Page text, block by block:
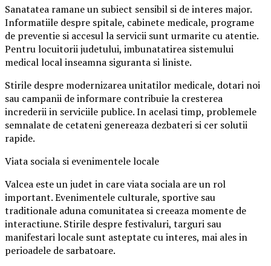
Sanatatea ramane un subiect sensibil si de interes major.
Informatiile despre spitale, cabinete medicale, programe
de preventie si accesul la servicii sunt urmarite cu atentie.
Pentru locuitorii judetului, imbunatatirea sistemului
medical local inseamna siguranta si liniste.
Stirile despre modernizarea unitatilor medicale, dotari noi
sau campanii de informare contribuie la cresterea
increderii in serviciile publice. In acelasi timp, problemele
semnalate de cetateni genereaza dezbateri si cer solutii
rapide.
Viata sociala si evenimentele locale
Valcea este un judet in care viata sociala are un rol
important. Evenimentele culturale, sportive sau
traditionale aduna comunitatea si creeaza momente de
interactiune. Stirile despre festivaluri, targuri sau
manifestari locale sunt asteptate cu interes, mai ales in
perioadele de sarbatoare.